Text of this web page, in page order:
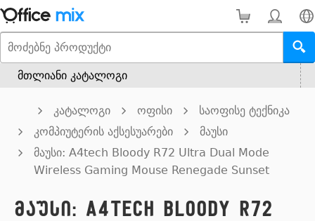
მთლიანი კატალოგი
კატალოგი ოფისი
საოფისე ტექნიკა
კომპიუტერის აქსესუარები
მაუსი
მაუსი: A4tech Bloody R72 Ultra Dual Mode
Wireless Gaming Mouse Renegade Sunset
მაუსი: A4tech Bloody R72